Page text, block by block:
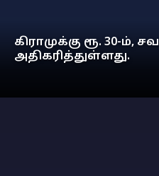
கிராமுக்கு ரூ. 30-ம்,
அதிகரித்துள்ளது.